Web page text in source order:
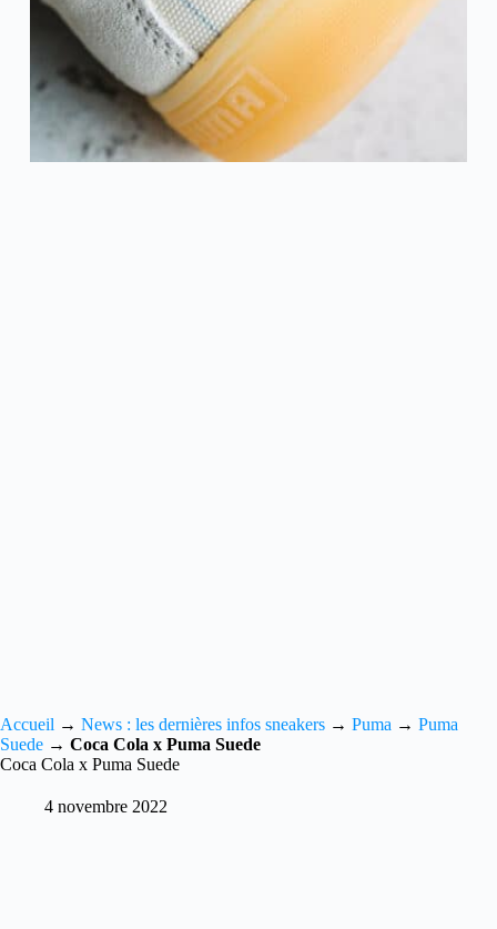
Accueil → News : les dernières infos sneakers → Puma → Puma
Suede → Coca Cola x Puma Suede
Coca Cola x Puma Suede
4 novembre 2022